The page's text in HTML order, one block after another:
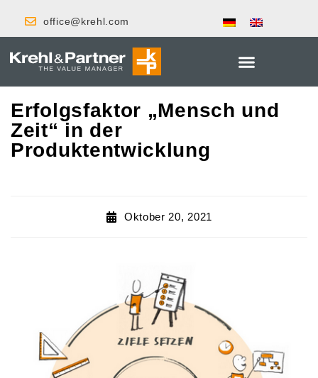
office@krehl.com
Erfolgsfaktor „Mensch und
Zeit“ in der
Produktentwicklung
Oktober 20, 2021